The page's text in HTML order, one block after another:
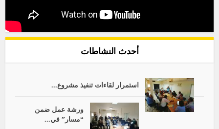
أحدث النشاطات
استمرار لقاءات تنفيذ مشروع...
ورشة عمل ضمن
“مسار” في...